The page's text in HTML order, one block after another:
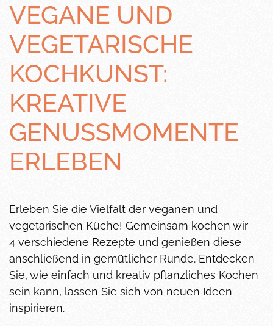
VEGANE UND
VEGETARISCHE
KOCHKUNST:
KREATIVE
GENUSSMOMENTE
ERLEBEN
Erleben Sie die Vielfalt der veganen und
vegetarischen Küche! Gemeinsam kochen wir
4 verschiedene Rezepte und genießen diese
anschließend in gemütlicher Runde. Entdecken
Sie, wie einfach und kreativ pflanzliches Kochen
sein kann, lassen Sie sich von neuen Ideen
inspirieren.